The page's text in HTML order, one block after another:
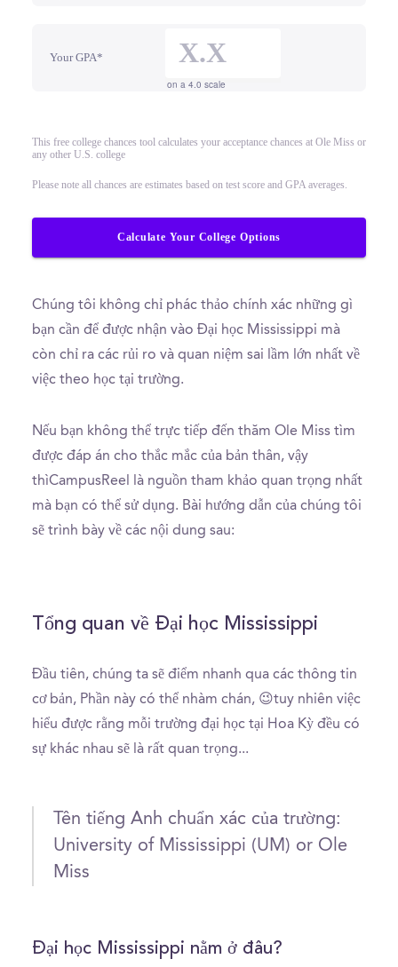
Your GPA*
on a 4.0 scale
This free college chances tool calculates your acceptance chances at Ole Miss or
any other U.S. college
Please note all chances are estimates based on test score and GPA averages.
Calculate Your College Options
Chúng tôi không chỉ phác thảo chính xác những gì
bạn cần để được nhận vào Đại học Mississippi mà
còn chỉ ra các rủi ro và quan niệm sai lầm lớn nhất về
việc theo học tại trường.
Nếu bạn không thể trực tiếp đến thăm Ole Miss tìm
được đáp án cho thắc mắc của bản thân, vậy
thìCampusReel là nguồn tham khảo quan trọng nhất
mà bạn có thể sử dụng. Bài hướng dẫn của chúng tôi
sẽ trình bày về các nội dung sau:
Tổng quan về Đại học Mississippi
Đầu tiên, chúng ta sẽ điểm nhanh qua các thông tin
cơ bản, Phần này có thể nhàm chán, 😉tuy nhiên việc
hiểu được rằng mỗi trường đại học tại Hoa Kỳ đều có
sự khác nhau sẽ là rất quan trọng...
Tên tiếng Anh chuẩn xác của trường:
University of Mississippi (UM) or Ole
Miss
Đại học Mississippi nằm ở đâu?